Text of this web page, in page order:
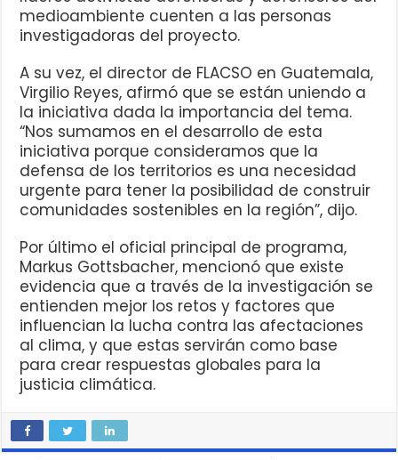
medioambiente cuenten a las personas
investigadoras del proyecto.
A su vez, el director de FLACSO en Guatemala,
Virgilio Reyes, afirmó que se están uniendo a
la iniciativa dada la importancia del tema.
“Nos sumamos en el desarrollo de esta
iniciativa porque consideramos que la
defensa de los territorios es una necesidad
urgente para tener la posibilidad de construir
comunidades sostenibles en la región”, dijo.
Por último el oficial principal de programa,
Markus Gottsbacher, mencionó que existe
evidencia que a través de la investigación se
entienden mejor los retos y factores que
influencian la lucha contra las afectaciones
al clima, y que estas servirán como base
para crear respuestas globales para la
justicia climática.